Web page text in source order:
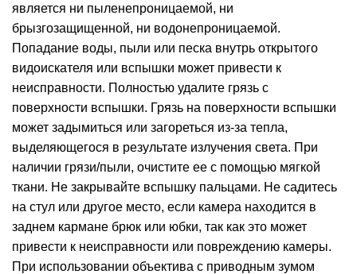
является ни пыленепроницаемой, ни
брызгозащищенной, ни водонепроницаемой.
Попадание воды, пыли или песка внутрь открытого
видоискателя или вспышки может привести к
неисправности. Полностью удалите грязь с
поверхности вспышки. Грязь на поверхности вспышки
может задымиться или загореться из-за тепла,
выделяющегося в результате излучения света. При
наличии грязи/пыли, очистите ее с помощью мягкой
ткани. Не закрывайте вспышку пальцами. Не садитесь
на стул или другое место, если камера находится в
заднем кармане брюк или юбки, так как это может
привести к неисправности или повреждению камеры.
При использовании объектива с приводным зумом